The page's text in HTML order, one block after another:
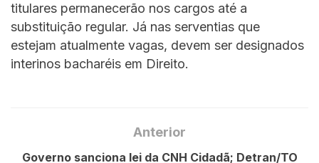
titulares permanecerão nos cargos até a
substituição regular. Já nas serventias que
estejam atualmente vagas, devem ser designados
interinos bacharéis em Direito.
Anterior
Governo sanciona lei da CNH Cidadã; Detran/TO